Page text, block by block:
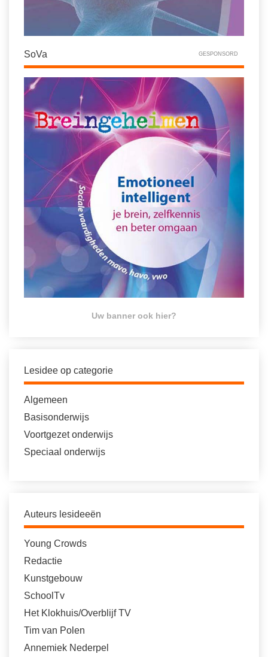
SoVa GESPONSORD
Uw banner ook hier?
Lesidee op categorie
Algemeen
Basisonderwijs
Voortgezet onderwijs
Speciaal onderwijs
Auteurs lesideeën
Young Crowds
Redactie
Kunstgebouw
SchoolTv
Het Klokhuis/Overblijf TV
Tim van Polen
Annemiek Nederpel